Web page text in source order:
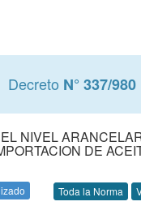
Decreto N° 337/980
NIVEL
DE
Toda la Norma